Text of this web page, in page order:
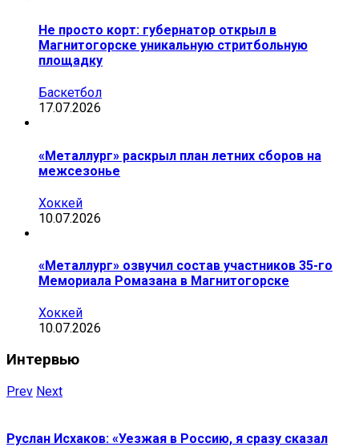
Не просто корт: губернатор открыл в
Магнитогорске уникальную стритбольную
площадку
Баскетбол
17.07.2026
«Металлург» раскрыл план летних сборов на
межсезонье
Хоккей
10.07.2026
«Металлург» озвучил состав участников 35-го
Мемориала Ромазана в Магнитогорске
Хоккей
10.07.2026
Интервью
Prev Next
Руслан Исхаков: «Уезжая в Россию, я сразу сказал